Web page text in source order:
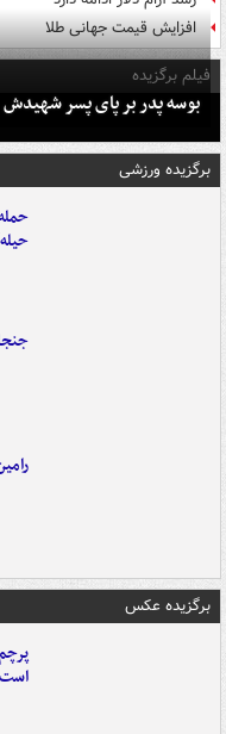
افزایش قیمت جهانی طلا
فیلم برگزیده
بوسه‌ پدر بر پای پسر شهیدش
برگزیده ورزشی
برگزیده عکس
است